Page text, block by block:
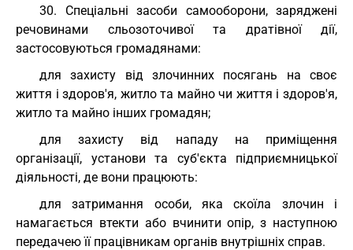
30. Спеціальні засоби самооборони, заряджені
речовинами сльозоточивої та дратівної дії,
застосовуються громадянами:
для захисту від злочинних посягань на своє
життя і здоров'я, житло та майно чи життя і здоров'я,
житло та майно інших громадян;
для захисту від нападу на приміщення
організації, установи та суб'єкта підприємницької
діяльності, де вони працюють:
для затримання особи, яка скоїла злочин і
намагається втекти або вчинити опір, з наступною
передачею її працівникам органів внутрішніх справ.